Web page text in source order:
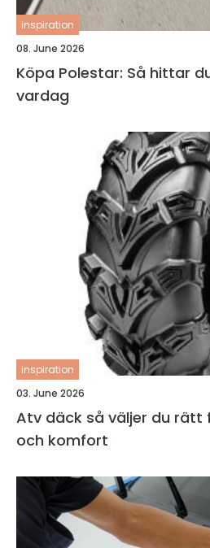
inspiration
08. June 2026
Köpa Polestar: Så hittar
vardag
inspiration
03. June 2026
Atv däck så väljer du rätt för säkerhet, grepp
och komfort